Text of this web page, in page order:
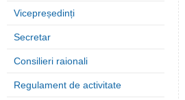
Vicepreședinți
Secretar
Consilieri raionali
Regulament de activitate